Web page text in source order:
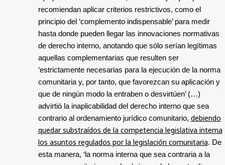
recomiendan aplicar criterios restrictivos, como el
principio del ‘complemento indispensable’ para medir
hasta donde pueden llegar las innovaciones normativas
de derecho interno, anotando que sólo serían legítimas
aquellas complementarias que resulten ser
‘estrictamente necesarias para la ejecución de la norma
comunitaria y, por tanto, que favorezcan su aplicación y
que de ningún modo la entraben o desvirtúen’ (…)
advirtió la inaplicabilidad del derecho interno que sea
contrario al ordenamiento jurídico comunitario, debiendo
quedar substraídos de la competencia legislativa interna
los asuntos regulados por la legislación comunitaria. De
esta manera, ‘la norma interna que sea contraria a la